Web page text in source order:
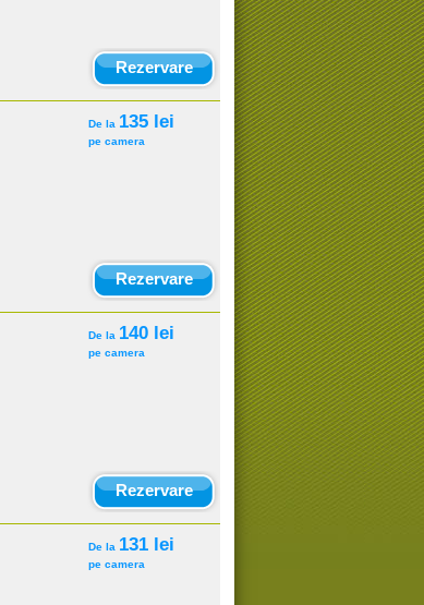
Rezervare
De la 135 lei
pe camera
Rezervare
De la 140 lei
pe camera
Rezervare
De la 131 lei
pe camera